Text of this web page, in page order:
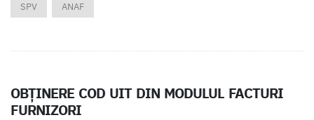
SPV ANAF
OBȚINERE COD UIT DIN MODULUL FACTURI
FURNIZORI